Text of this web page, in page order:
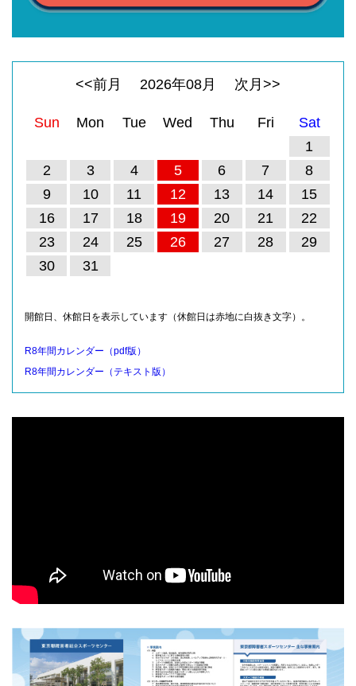
<<前月 2026年08 月 次月>>
Sun Mon Tue Wed Thu Fri
Sat
1
2
3 4 5 6 7
8
9
10 11 12 13 14
15
16
17 18 19 20 21
22
23
24 25 26 27 28
29
30
31
開館日、休館日を表示しています（休館日は赤地に白抜き文字）。
R8年間カレンダー（pdf版）
R8年間カレンダー（テキスト版）